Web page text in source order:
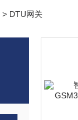
> DTU网关